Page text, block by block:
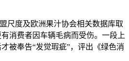
尺度及欧洲果汁协会相关数据库取
消费者因车辆毛病而受伤。一段上
被奉告“发觉瑕疵”，评出《绿色消